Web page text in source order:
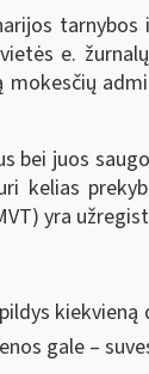
e.
bei juos
kelias
yra
gale –